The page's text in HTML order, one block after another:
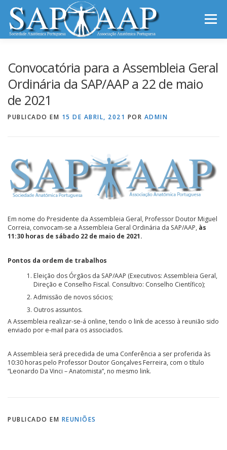
para
conteúdo
Menu
INFORMAÇÕES
Convocatória para a Assembleia Geral
Ordinária da SAP/AAP a 22 de maio
de 2021
PUBLICADO EM 15 DE ABRIL, 2021 POR ADMIN
Em nome do Presidente da Assembleia Geral, Professor Doutor Miguel
Correia, convocam-se a Assembleia Geral Ordinária da SAP/AAP, às
11:30 horas de sábado 22 de maio de 2021.
Pontos da ordem de trabalhos
Eleição dos Órgãos da SAP/AAP (Executivos: Assembleia Geral,
Direção e Conselho Fiscal. Consultivo: Conselho Científico);
Admissão de novos sócios;
Outros assuntos.
A Assembleia realizar-se-á online, tendo o link de acesso à reunião sido
enviado por e-mail para os associados.
A Assembleia será precedida de uma Conferência a ser proferida às
10:30 horas pelo Professor Doutor Gonçalves Ferreira, com o título
“Leonardo Da Vinci – Anatomista”, no mesmo link.
PUBLICADO EM REUNIÕES